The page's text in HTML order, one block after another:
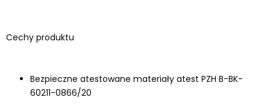
Cechy produktu
Bezpieczne atestowane materiały atest PZH B-BK-
60211-0866/20